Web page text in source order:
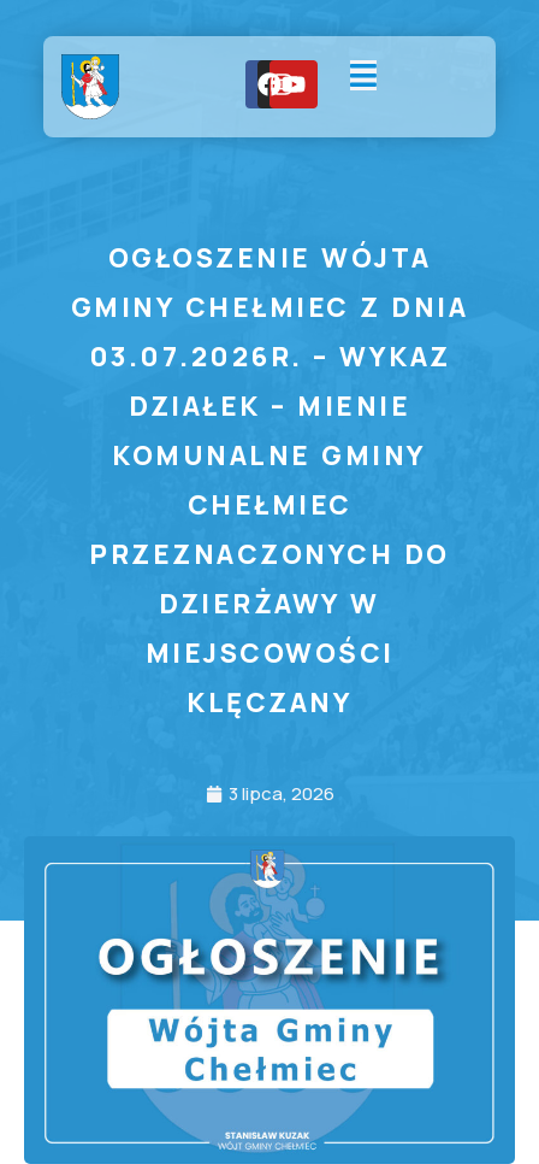
OGŁOSZENIE WÓJTA
GMINY CHEŁMIEC Z DNIA
03.07.2026R. – WYKAZ
DZIAŁEK – MIENIE
KOMUNALNE GMINY
CHEŁMIEC
PRZEZNACZONYCH DO
DZIERŻAWY W
MIEJSCOWOŚCI
KLĘCZANY
3 lipca, 2026